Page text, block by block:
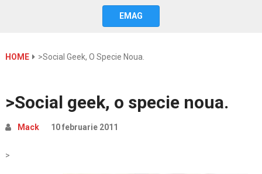
EMAG
HOME >Social Geek, O Specie Noua.
>Social geek, o specie noua.
Mack 10 februarie 2011
>